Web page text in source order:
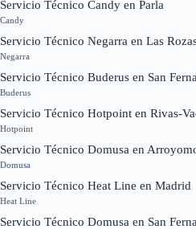
Servicio Técnico Candy en Parla
Candy
Servicio Técnico Negarra en Las
Negarra
Servicio Técnico Buderus en San
Buderus
Servicio Técnico Hotpoint en Rivas-
Hotpoint
Servicio Técnico Domusa en
Domusa
Servicio Técnico Heat Line en Madrid
Heat Line
Servicio Técnico Domusa en San